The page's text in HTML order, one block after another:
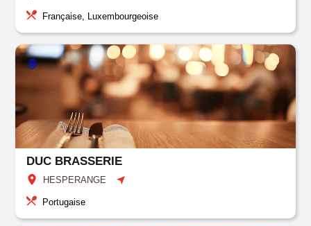
Française, Luxembourgeoise
DUC BRASSERIE
HESPERANGE
Portugaise